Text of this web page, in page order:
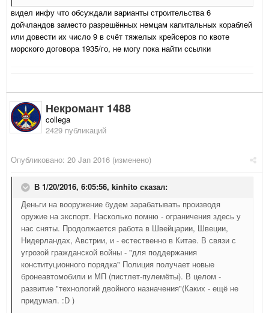
видел инфу что обсуждали варианты строительства 6
дойчландов заместо разрешённых немцам капитальных кораблей
или довести их число 9 в счёт тяжелых крейсеров по квоте
морского договора 1935/го, не могу пока найти ссылки
Некромант 1488
collega
2429 публикаций
Опубликовано: 20 Jan 2016 (изменено)
В 1/20/2016, 6:05:56, kinhito сказал:
Деньги на вооружение будем зарабатывать производя
оружие на экспорт. Насколько помню - ограничения здесь у
нас сняты. Продолжается работа в Швейцарии, Швеции,
Нидерландах, Австрии, и - естественно в Китае. В связи с
угрозой гражданской войны - "для поддержания
конституционного порядка" Полиция получает новые
бронеавтомобили и МП (пистлет-пулемёты). В целом -
развитие "технологий двойного назначения"(Каких - ещё не
придумал. :D )